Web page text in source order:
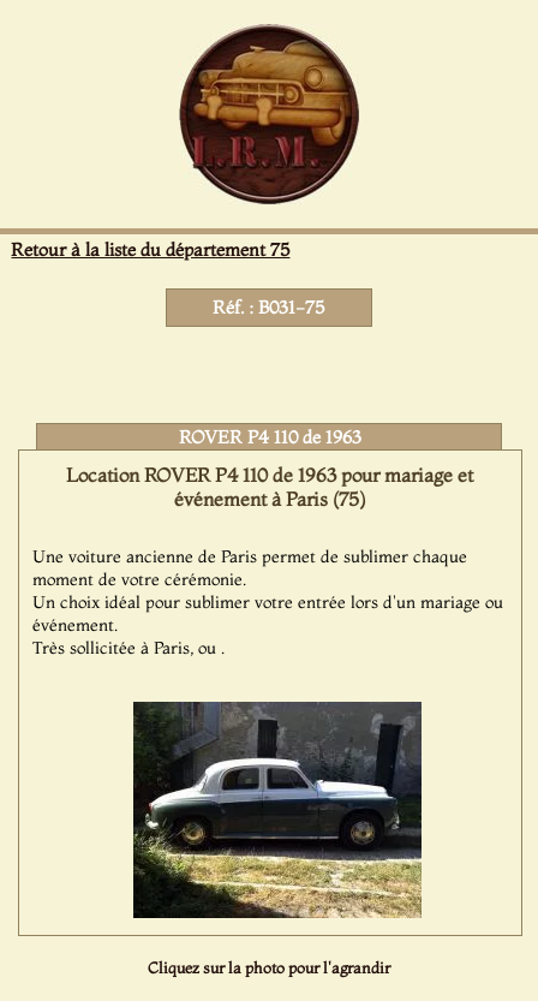
Retour à la liste du département 75
Réf. : B031-75
ROVER P4 110 de 1963
Location ROVER P4 110 de 1963 pour mariage et
événement à Paris (75)
Une voiture ancienne de Paris permet de sublimer chaque
moment de votre cérémonie.
Un choix idéal pour sublimer votre entrée lors d'un mariage ou
événement.
Très sollicitée à Paris, ou .
Cliquez sur la photo pour l'agrandir